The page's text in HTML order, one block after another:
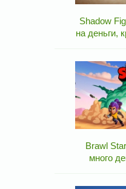
Shadow
на деньги,
Brawl
много